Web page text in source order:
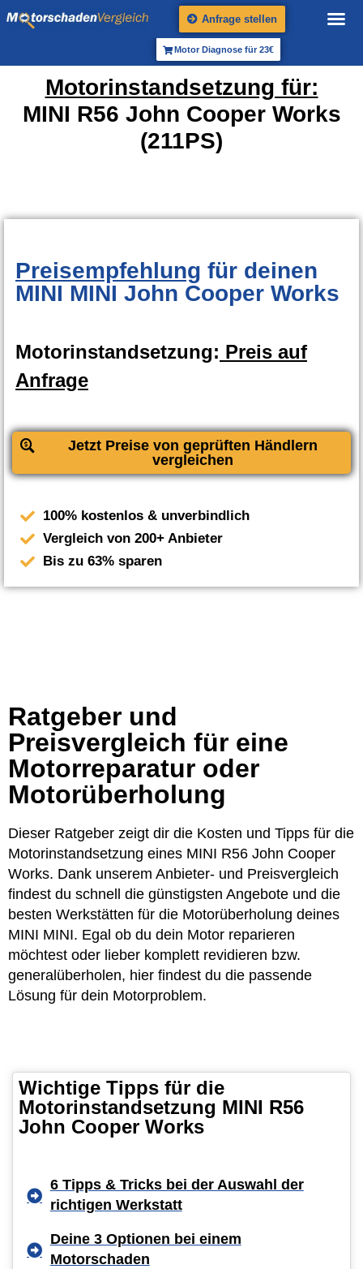
Anfrage stellen
Motor Diagnose für 23€
Motorinstandsetzung für:
MINI R56 John Cooper Works
(211PS)
Preisempfehlung für deinen
MINI MINI John Cooper Works
Motorinstandsetzung: Preis auf
Anfrage
Jetzt Preise von geprüften Händlern
vergleichen
100% kostenlos & unverbindlich
Vergleich von 200+ Anbieter
Bis zu 63% sparen
Ratgeber und
Preisvergleich für eine
Motorreparatur oder
Motorüberholung
Dieser Ratgeber zeigt dir die Kosten und Tipps für die
Motorinstandsetzung eines MINI R56 John Cooper
Works. Dank unserem Anbieter- und Preisvergleich
findest du schnell die günstigsten Angebote und die
besten Werkstätten für die Motorüberholung deines
MINI MINI. Egal ob du dein Motor reparieren
möchtest oder lieber komplett revidieren bzw.
generalüberholen, hier findest du die passende
Lösung für dein Motorproblem.
Wichtige Tipps für die
Motorinstandsetzung MINI R56
John Cooper Works
6 Tipps & Tricks bei der Auswahl der
richtigen Werkstatt
Deine 3 Optionen bei einem
Motorschaden